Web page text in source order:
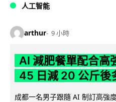
人工智能
arthur 9 小時
AI 減肥餐單配合
45 日減 20 公斤後
成都一名男子跟隨 AI 制訂高強